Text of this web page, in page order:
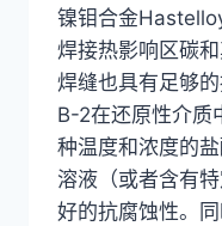
镍钼合金
焊接热影响区碳
焊缝也具有足够
B-2在还原性介质
种温度和浓度的
溶液（或者含有
好的抗腐蚀性。